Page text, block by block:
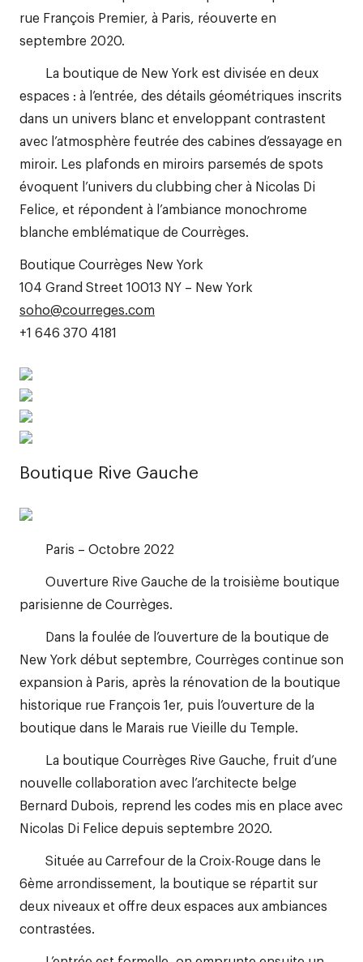
rue François Premier, à Paris, réouverte en
septembre 2020.
La boutique de New York est divisée en deux
espaces : à l’entrée, des détails géométriques inscrits
dans un univers blanc et enveloppant contrastent
avec l’atmosphère feutrée des cabines d’essayage en
miroir. Les plafonds en miroirs parsemés de spots
évoquent l’univers du clubbing cher à Nicolas Di
Felice, et répondent à l’ambiance monochrome
blanche emblématique de Courrèges.
Boutique Courrèges New York
104 Grand Street 10013 NY – New York
soho@courreges.com
+1 646 370 4181
Boutique Rive Gauche
Paris – Octobre 2022
Ouverture Rive Gauche de la troisième boutique
parisienne de Courrèges.
Dans la foulée de l’ouverture de la boutique de
New York début septembre, Courrèges continue son
expansion à Paris, après la rénovation de la boutique
historique rue François 1er, puis l’ouverture de la
boutique dans le Marais rue Vieille du Temple.
La boutique Courrèges Rive Gauche, fruit d’une
nouvelle collaboration avec l’architecte belge
Bernard Dubois, reprend les codes mis en place avec
Nicolas Di Felice depuis septembre 2020.
Située au Carrefour de la Croix-Rouge dans le
6ème arrondissement, la boutique se répartit sur
deux niveaux et offre deux espaces aux ambiances
contrastées.